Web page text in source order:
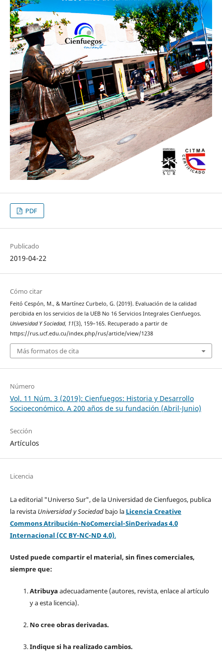
PDF
Publicado
2019-04-22
Cómo citar
Feitó Cespón, M., & Martínez Curbelo, G. (2019). Evaluación de la calidad
percibida en los servicios de la UEB No 16 Servicios Integrales Cienfuegos.
Universidad Y Sociedad, 11(3), 159–165. Recuperado a partir de
https://rus.ucf.edu.cu/index.php/rus/article/view/1238
Más formatos de cita
Número
Vol. 11 Núm. 3 (2019): Cienfuegos: Historia y Desarrollo
Socioeconómico. A 200 años de su fundación (Abril-Junio)
Sección
Artículos
Licencia
La editorial "Universo Sur", de la Universidad de Cienfuegos, publica
la revista Universidad y Sociedad bajo la Licencia Creative
Commons Atribución-NoComercial-SinDerivadas 4.0
Internacional (CC BY-NC-ND 4.0).
Usted puede compartir el material, sin fines comerciales,
siempre que:
Atribuya adecuadamente (autores, revista, enlace al artículo
y a esta licencia).
No cree obras derivadas.
Indique si ha realizado cambios.